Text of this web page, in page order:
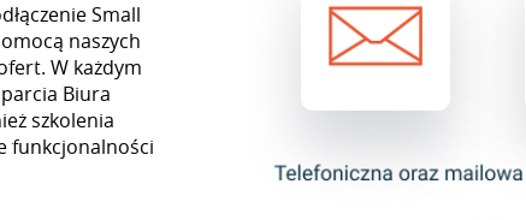
Small
naszych
W każdym
Biura
szkolenia
funkcjonalności